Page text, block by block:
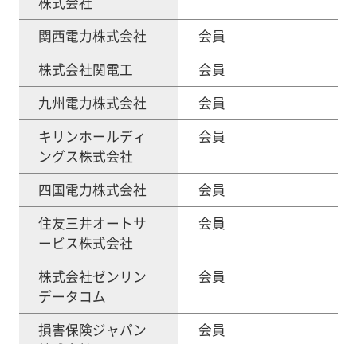
関西電力株式会社
会員
株式会社関電工
会員
九州電力株式会社
会員
キリンホールディ
ングス株式会社
会員
四国電力株式会社
会員
住友三井オートサ
ービス株式会社
会員
株式会社ゼンリン
データコム
会員
損害保険ジャパン
会員